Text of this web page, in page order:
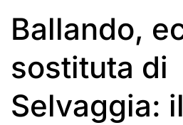
Ballando,
sostituta di
Selvaggia: